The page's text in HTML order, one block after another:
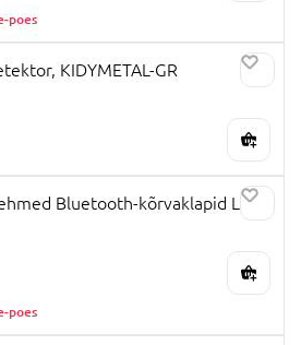
poes
KIDYMETAL-GR
Bluetooth-kõrvaklapid Lola,
poes